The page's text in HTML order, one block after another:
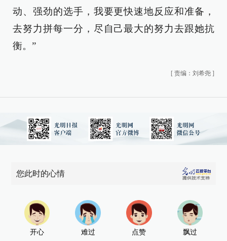
动、强劲的选手，我要更快速地反应和准备，
去努力拼每一分，尽自己最大的努力去跟她抗
衡。”
[ 责编：刘希尧 ]
您此时的心情
开心 难过 点赞 飘过